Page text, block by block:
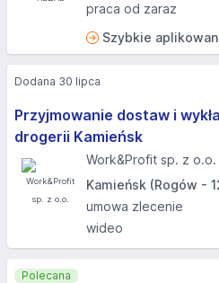
praca od zaraz
Szybkie
Przyjmowanie dostaw i
drogerii Kamieńsk
Work&Profit sp. z o.o.
Kamieńsk (Rogów -
umowa zlecenie
wideo
Dodana 30 lipca
Polecana